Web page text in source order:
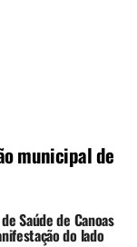
municipal de
Saúde de Canoas
do lado